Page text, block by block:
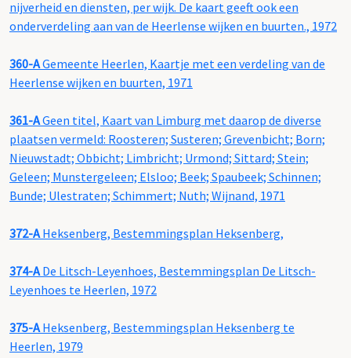
nijverheid en diensten, per wijk. De kaart geeft ook een
onderverdeling aan van de Heerlense wijken en buurten., 1972
360-AGemeente Heerlen, Kaartje met een verdeling van de
Heerlense wijken en buurten, 1971
361-AGeen titel, Kaart van Limburg met daarop de diverse
plaatsen vermeld: Roosteren; Susteren; Grevenbicht; Born;
Nieuwstadt; Obbicht; Limbricht; Urmond; Sittard; Stein;
Geleen; Munstergeleen; Elsloo; Beek; Spaubeek; Schinnen;
Bunde; Ulestraten; Schimmert; Nuth; Wijnand, 1971
372-AHeksenberg, Bestemmingsplan Heksenberg,
374-ADe Litsch-Leyenhoes, Bestemmingsplan De Litsch-
Leyenhoes te Heerlen, 1972
375-AHeksenberg, Bestemmingsplan Heksenberg te
Heerlen, 1979